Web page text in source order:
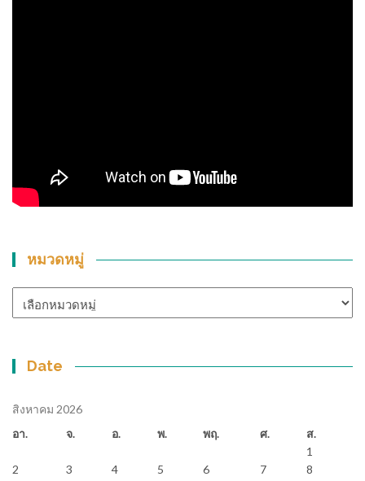
หมวดหมู่
หมู่
Date
สิงหาคม 2026
อา.
จ. อ. พ. พฤ. ศ.
ส.
1
2
3 4 5 6 7
8